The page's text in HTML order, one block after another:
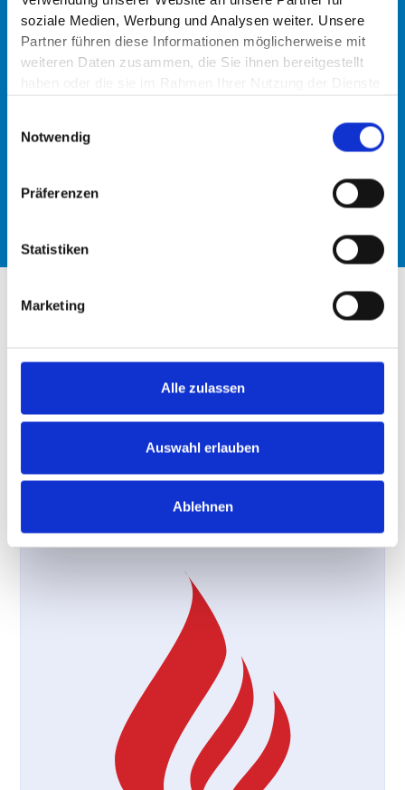
soziale Medien, Werbung und Analysen weiter. Unsere
Partner führen diese Informationen möglicherweise mit
weiteren Daten zusammen, die Sie ihnen bereitgestellt
Notwendig
Präferenzen
Statistiken
Marketing
Alle zulassen
Auswahl erlauben
Ablehnen
Kathrin Neltner
Gute Qualität, fachliches Know-how und Ideen­reich­tum
Bau­pro­jek­ten unter Beweis stellen. Wir bie­ten Ihnen
dabei eine große Viel­falt an Leis­tungen. Und auch hier